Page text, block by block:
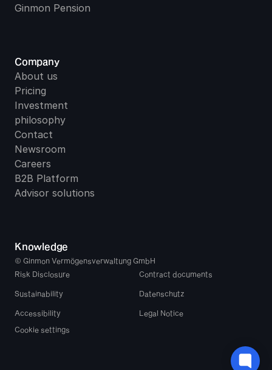
Ginmon Pension
Company
About us
Pricing
Investment
philosophy
Contact
Newsroom
Careers
B2B Platform
Advisor solutions
Knowledge
© Ginmon Vermögensverwaltung GmbH
Risk Disclosure
Contract documents
Sustainability Datenschutz
Accessibility
Legal Notice
Cookie settings